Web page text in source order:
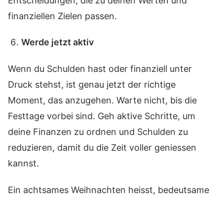
finanziellen Zielen passen.
Werde jetzt aktiv
Wenn du Schulden hast oder finanziell unter
Druck stehst, ist genau jetzt der richtige
Moment, das anzugehen. Warte nicht, bis die
Festtage vorbei sind. Geh aktive Schritte, um
deine Finanzen zu ordnen und Schulden zu
reduzieren, damit du die Zeit voller geniessen
kannst.
Ein achtsames Weihnachten heisst, bedeutsame